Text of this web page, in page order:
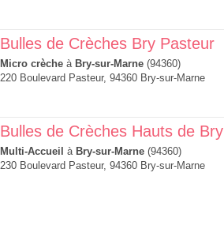
Bulles de Crèches Bry Pasteur
Micro crèche à Bry-sur-Marne (94360)
220 Boulevard Pasteur, 94360 Bry-sur-Marne
Bulles de Crèches Hauts de Bry
Multi-Accueil à Bry-sur-Marne (94360)
230 Boulevard Pasteur, 94360 Bry-sur-Marne